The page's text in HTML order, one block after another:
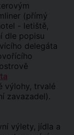
(přímý
- letiště,
dle popisu
delegáta
výlohy, trvalé
zavazadel).
výlety, jídla a